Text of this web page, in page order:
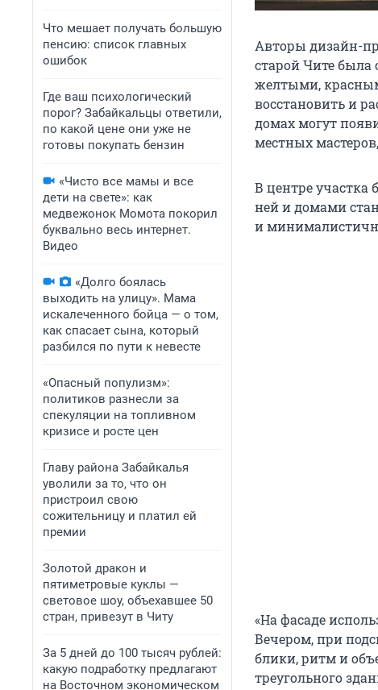
Что мешает получать большую
пенсию: список главных
ошибок
Где ваш психологический
порог? Забайкальцы ответили,
по какой цене они уже не
готовы покупать бензин
«Чисто все мамы и все
дети на свете»: как
медвежонок Момота покорил
буквально весь интернет.
Видео
«Долго боялась
выходить на улицу». Мама
искалеченного бойца — о том,
как спасает сына, который
разбился по пути к невесте
«Опасный популизм»:
политиков разнесли за
спекуляции на топливном
кризисе и росте цен
Главу района Забайкалья
уволили за то, что он
пристроил свою
сожительницу и платил ей
премии
Золотой дракон и
пятиметровые куклы —
световое шоу, объехавшее 50
стран, привезут в Читу
За 5 дней до 100 тысяч рублей:
какую подработку предлагают
на Восточном экономическом
Авторы дизайн-
старой Чите была
желтыми,
восстановить и
домах могут
местных
В центре участка
ней и домами
и
«На фасаде
Вечером, при
блики, ритм и
треугольного